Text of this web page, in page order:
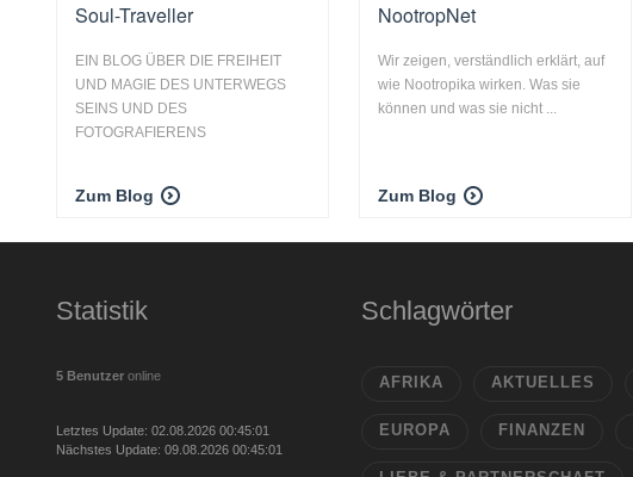
Soul-Traveller
EIN BLOG ÜBER DIE FREIHEIT
UND MAGIE DES UNTERWEGS
SEINS UND DES
FOTOGRAFIERENS
Zum Blog
NootropNet
Wir zeigen, verständlich erklärt, auf
wie Nootropika wirken. Was sie
können und was sie nicht ...
Zum Blog
Statistik
5 Benutzer online
Letztes Update: 02.08.2026 00:45:01
Nächstes Update: 09.08.2026 00:45:01
Schlagwörter
AFRIKA AKTUELLES
EUROPA FINANZEN